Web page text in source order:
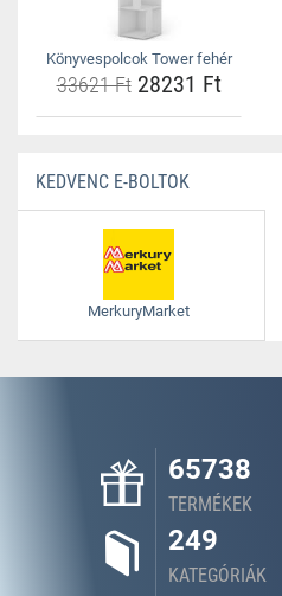
Könyvespolcok Tower fehér
33621 Ft28231 Ft
KEDVENC E-BOLTOK
MerkuryMarket
65738
TERMÉKEK
249
KATEGÓRIÁK